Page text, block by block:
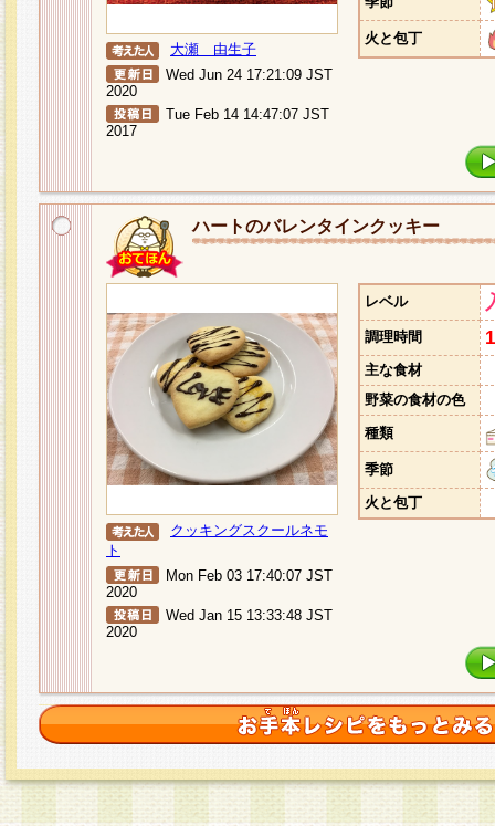
大瀬 由生子
Wed Jun 24 17:21:09 JST
2020
Tue Feb 14 14:47:07 JST
2017
火と包丁
ハートのバレンタインクッキー
クッキングスクールネモ
ト
Mon Feb 03 17:40:07 JST
2020
Wed Jan 15 13:33:48 JST
2020
レベル
調理時間
主な食材
野菜の食材の色
種類
季節
火と包丁